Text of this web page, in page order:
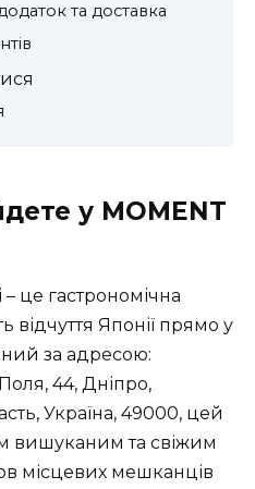
та доставка
у MOMENT
це гастрономічна
відчуття Японії прямо у
за адресою:
44, Дніпро,
Україна, 49000, цей
вишуканим та свіжим
місцевих мешканців